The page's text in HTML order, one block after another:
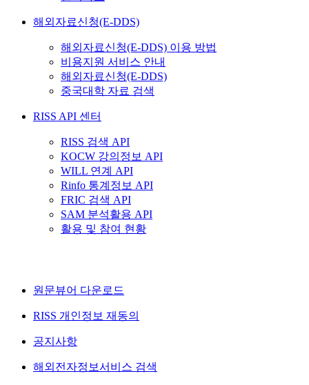
해외자료신청(E-DDS)
해외자료신청(E-DDS) 이용 방법
비용지원 서비스 안내
해외자료신청(E-DDS)
중국대학 자료 검색
RISS API 센터
RISS 검색 API
KOCW 강의정보 API
WILL 연계 API
Rinfo 통계정보 API
FRIC 검색 API
SAM 분석활용 API
활용 및 참여 현황
원문뷰어 다운로드
RISS 개인정보 재동의
공지사항
해외전자정보서비스 검색